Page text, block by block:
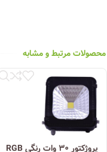
محصولات مرتبط و مشابه
پروژکتور ۳۰ وات رنگی RGB